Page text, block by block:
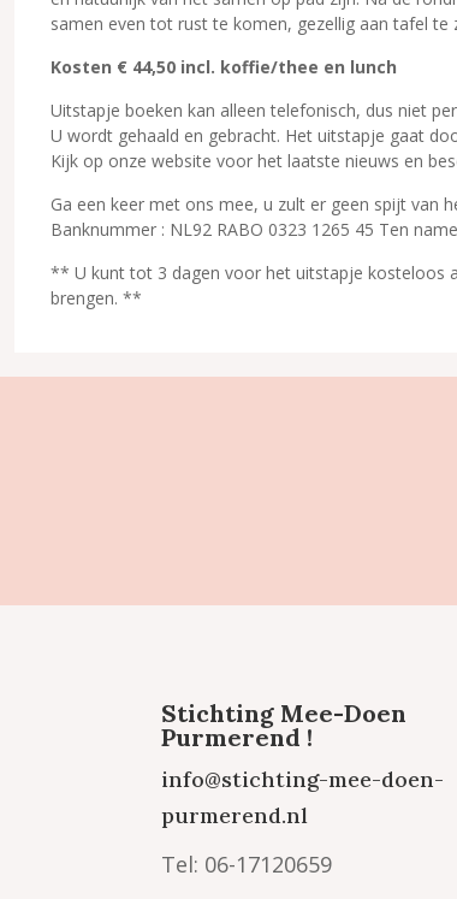
samen even tot rust te komen, gezellig aan tafel te
Kosten € 44,50 incl. koffie/thee en lunch
Uitstapje boeken kan alleen telefonisch, dus niet
U wordt gehaald en gebracht. Het uitstapje gaat
Kijk op onze website voor het laatste nieuws en
Ga een keer met ons mee, u zult er geen spijt van
Banknummer : NL92 RABO 0323 1265 45 Ten
** U kunt tot 3 dagen voor het uitstapje kosteloos
brengen. **
Stichting Mee-Doen
Purmerend !
info@stichting-mee-doen-
purmerend.nl
Tel: 06-17120659